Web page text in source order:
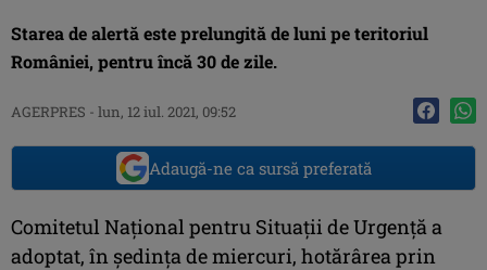
Starea de alertă este prelungită de luni pe teritoriul
României, pentru încă 30 de zile.
AGERPRES - lun, 12 iul. 2021, 09:52
Adaugă-ne ca sursă preferată
Comitetul Naţional pentru Situaţii de Urgenţă a
adoptat, în şedinţa de miercuri, hotărârea prin